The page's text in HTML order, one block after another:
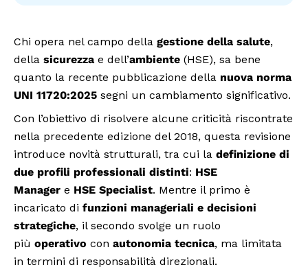
Chi opera nel campo della gestione della salute,
della sicurezza e dell’ambiente (HSE), sa bene
quanto la recente pubblicazione della nuova norma
UNI 11720:2025 segni un cambiamento significativo.
Con l’obiettivo di risolvere alcune criticità riscontrate
nella precedente edizione del 2018, questa revisione
introduce novità strutturali, tra cui la definizione di
due profili professionali distinti: HSE
Manager e HSE Specialist. Mentre il primo è
incaricato di funzioni manageriali e decisioni
strategiche, il secondo svolge un ruolo
più operativo con autonomia tecnica, ma limitata
in termini di responsabilità direzionali.